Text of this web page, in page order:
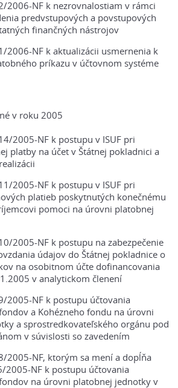
2006-NF k nezrovnalostiam v rámci
predvstupových a povstupových
finančných nástrojov
2006-NF k aktualizácii usmernenia k
príkazu v účtovnom systéme
v roku 2005
2005-NF k postupu v ISUF pri
platby na účet v Štátnej pokladnici a
2005-NF k postupu v ISUF pri
platieb poskytnutých konečnému
pomoci na úrovni platobnej
2005-NF k postupu na zabezpečenie
údajov do Štátnej pokladnice o
na osobitnom účte dofinancovania
v analytickom členení
2005-NF k postupu účtovania
a Kohézneho fondu na úrovni
a sprostredkovateľského orgánu pod
v súvislosti so zavedením
2005-NF, ktorým sa mení a dopĺňa
2005-NF k postupu účtovania
na úrovni platobnej jednotky v